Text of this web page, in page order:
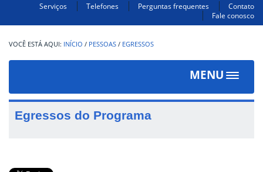
Serviços Telefones Perguntas frequentes
Contato
Fale conosco
INÍCIO / PESSOAS / EGRESSOS
MENU
Toggle
Egressos do Programa